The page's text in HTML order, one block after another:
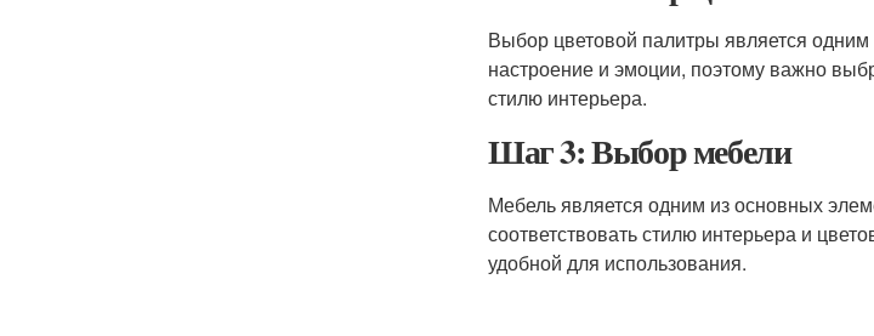
Выбор цветовой палитры является
настроение и эмоции, поэтому важно
стилю интерьера.
Шаг 3: Выбор мебели
Мебель является одним из основных
соответствовать стилю интерьера и
удобной для использования.